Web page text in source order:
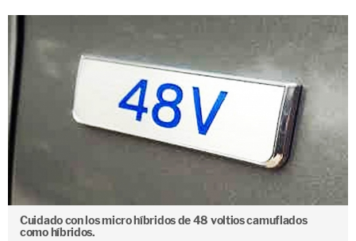
Cuidado con los micro híbridos de 48 voltios camuflados
como híbridos.